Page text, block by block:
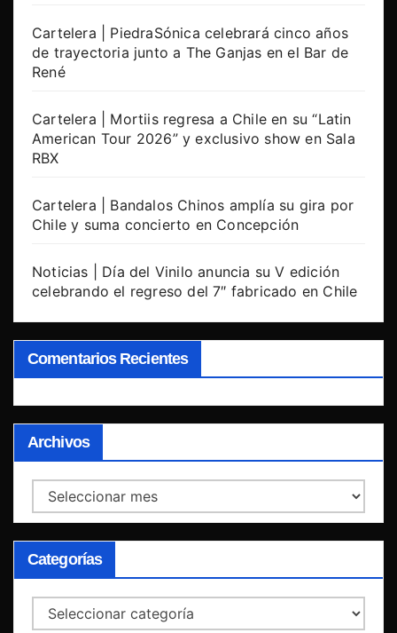
Cartelera | PiedraSónica celebrará cinco años
de trayectoria junto a The Ganjas en el Bar de
René
Cartelera | Mortiis regresa a Chile en su “Latin
American Tour 2026” y exclusivo show en Sala
RBX
Cartelera | Bandalos Chinos amplía su gira por
Chile y suma concierto en Concepción
Noticias | Día del Vinilo anuncia su V edición
celebrando el regreso del 7″ fabricado en Chile
Comentarios Recientes
Archivos
Archivos
Categorías
Categorías